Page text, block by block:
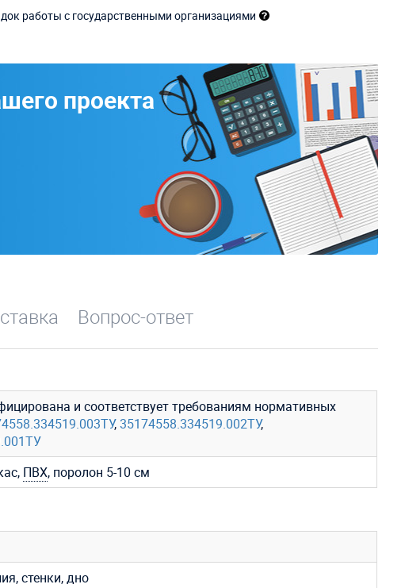
работы с государственными организациями
проекта
Вопрос-ответ
и соответствует требованиям нормативных
,35174558.334519.002ТУ,
ПВХ, поролон 5-10 см
стенки, дно